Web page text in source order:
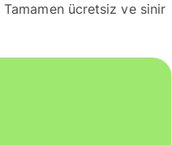
ücretsiz ve sinir